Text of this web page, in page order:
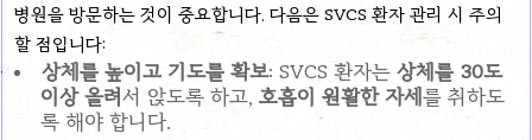
병원을 방문하는 것이 중요합니다. 다음은 SVCS 환자 관리 시 주의
할 점입니다:
상체를 높이고 기도를 확보: SVCS 환자는 상체를 30도
이상 올려서 앉도록 하고, 호흡이 원활한 자세를 취하도
록 해야 합니다.